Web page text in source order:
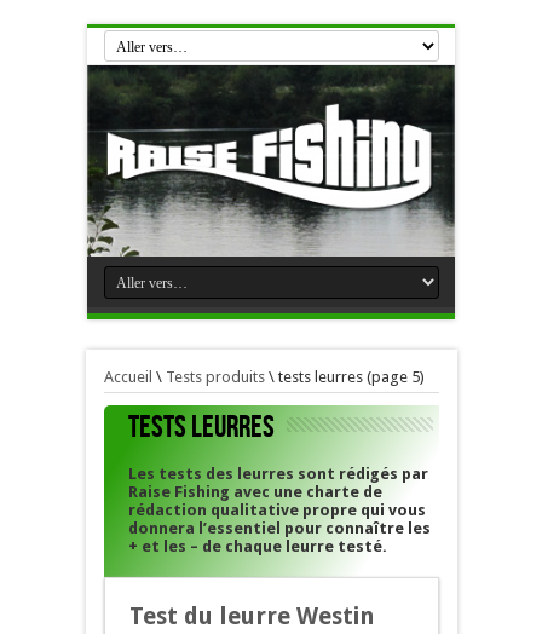
Accueil \ Tests produits\ tests leurres(page 5)
tests leurres
Les tests des leurres sont rédigés par
Raise Fishing avec une charte de
rédaction qualitative propre qui vous
donnera l’essentiel pour connaître les
+ et les – de chaque leurre testé.
Test du leurre Westin